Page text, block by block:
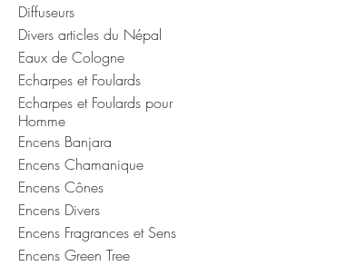
Diffuseurs
Divers articles du Népal
Eaux de Cologne
Echarpes et Foulards
Echarpes et Foulards pour
Homme
Encens Banjara
Encens Chamanique
Encens Cônes
Encens Divers
Encens Fragrances et Sens
Encens Green Tree